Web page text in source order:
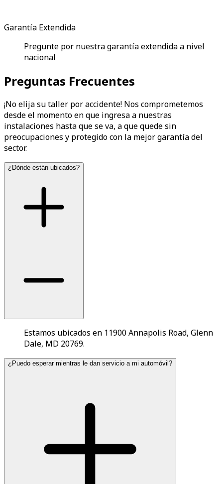
Garantía Extendida
Pregunte por nuestra garantía extendida a nivel
nacional
Preguntas Frecuentes
¡No elija su taller por accidente! Nos comprometemos
desde el momento en que ingresa a nuestras
instalaciones hasta que se va, a que quede sin
preocupaciones y protegido con la mejor garantía del
sector.
¿Dónde están ubicados?
Estamos ubicados en 11900 Annapolis Road, Glenn
Dale, MD 20769.
¿Puedo esperar mientras le dan servicio a mi automóvil?